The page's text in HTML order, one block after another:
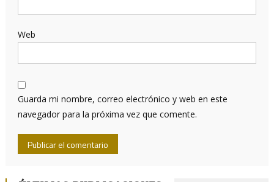
Web
Guarda mi nombre, correo electrónico y web en este
navegador para la próxima vez que comente.